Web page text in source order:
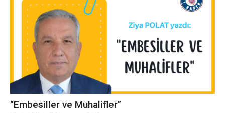
“Embesiller ve Muhalifler”